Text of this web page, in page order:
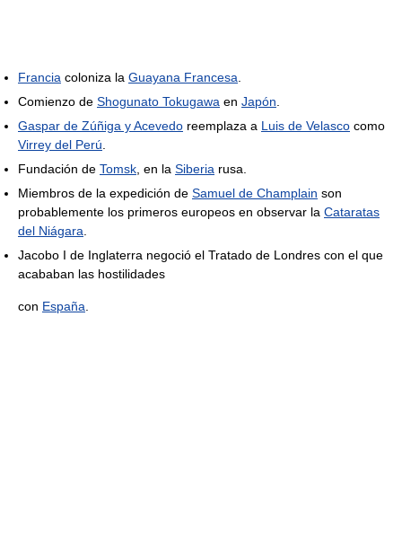
Francia coloniza la Guayana Francesa
Comienzo de Shogunato Tokugawa en Japón
Gaspar de Zúñiga y Acevedo reemplaza a Luis de Velasco como
Virrey del Perú
Fundación de Tomsk , en la Siberia rusa.
Miembros de la expedición de Samuel de Champlain son
probablemente los primeros europeos en observar la Cataratas
del Niágara
Jacobo I de Inglaterra negoció el Tratado de Londres con el que
acababan las hostilidades
con España